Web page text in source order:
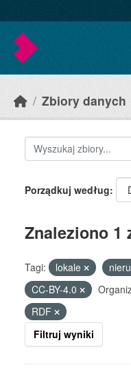
Zbiory danych
Porządkuj według
Znaleziono 1
Tagi: lokale
CC-BY-4.0
RDF
Filtruj wyniki